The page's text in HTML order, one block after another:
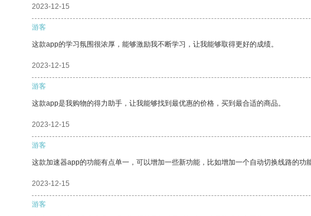
2023-12-15
游客
这款app的学习氛围很浓厚，能够激励我不断学习，让我能够取得更好的成绩。
2023-12-15
游客
这款app是我购物的得力助手，让我能够找到最优惠的价格，买到最合适的商品。
2023-12-15
游客
这款加速器app的功能有点单一，可以增加一些新功能，比如增加一个自动切换线路的功能
2023-12-15
游客